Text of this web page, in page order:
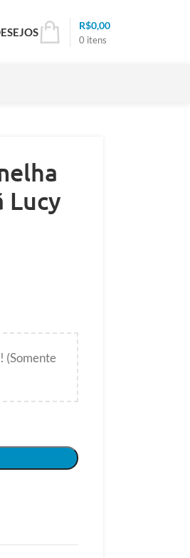
0 itens
R$0,00
Lucy
(Somente